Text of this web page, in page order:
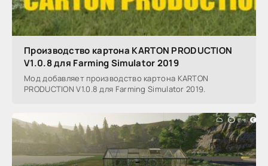
Производство картона KARTON PRODUCTION
V1.0.8 для Farming Simulator 2019
Мод добавляет производство картона KARTON
PRODUCTION V1.0.8 для Farming Simulator 2019.